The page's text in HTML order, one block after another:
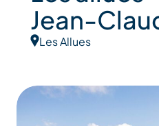
Jean-
Les Allues